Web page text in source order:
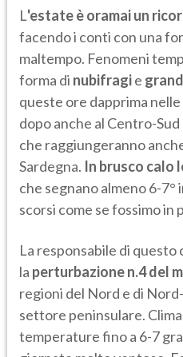
L'estate è oramai un
facendo i conti con una
maltempo. Fenomeni
forma di nubifragie
queste ore dapprima
dopo anche al Centro-Sud
che raggiungeranno
Sardegna. In brusco calo
che segnano almeno 6-
scorsi come se fossimo in
La responsabile di
la perturbazione n.4 del
regioni del Nord e di
settore peninsulare.
temperature fino a 6-7